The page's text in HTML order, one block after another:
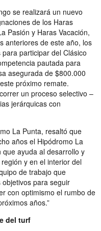
se realizará un nuevo
de los Haras
Pasión y Haras Vacación,
anteriores de este año, los
participar del Clásico
pautada para
asegurada de $800.000
próximo remate.
un proceso selectivo –
jerárquicas con
La Punta, resaltó que
años el Hipódromo La
ayuda al desarrollo y
y en el interior del
de trabajo que
para seguir
con optimismo el rumbo de
años.”
del turf